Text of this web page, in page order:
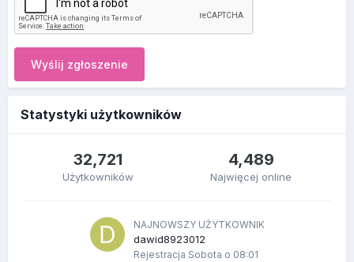
Wyślij zgłoszenie
Statystyki użytkowników
32,721
Użytkowników
4,489
Najwięcej online
NAJNOWSZY UŻYTKOWNIK
dawid8923012
Rejestracja Sobota o 08:01